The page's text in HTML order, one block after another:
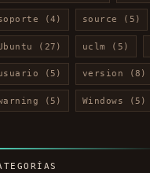
(4) source (5)
(27) uclm (5)
(5) version (8)
(5) Windows (5)